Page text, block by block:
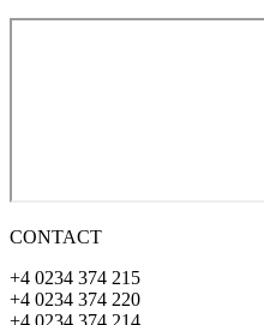
CONTACT
+4 0234 374 215
+4 0234 374 220